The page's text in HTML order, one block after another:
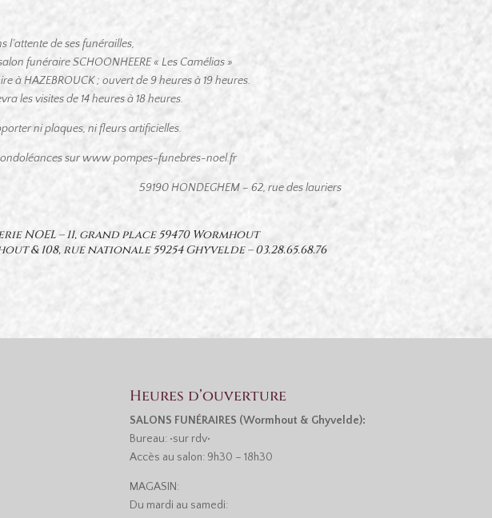
l’attente de ses funérailles,
funéraire SCHOONHEERE « Les Camélias »
à HAZEBROUCK ; ouvert de 9 heures à 19 heures.
les visites de 14 heures à 18 heures.
ni plaques, ni fleurs artificielles.
sur www.pompes-funebres-noel.fr
59190 HONDEGHEM – 62, rue des lauriers
NOEL – 11, grand place 59470 Wormhout
& 108, rue nationale 59254 Ghyvelde –03.28.65.68.76
Heures d’ouverture
SALONS FUNÉRAIRES (Wormhout & Ghyvelde):
Bureau: •sur rdv•
Accès au salon: 9h30 – 18h30
MAGASIN:
Du mardi au samedi: